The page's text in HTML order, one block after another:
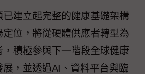
已建立起完整的健康基礎架構
定位，將從硬體供應者轉型為
，積極參與下一階段全球健康
展，並透過AI、資料平台與臨